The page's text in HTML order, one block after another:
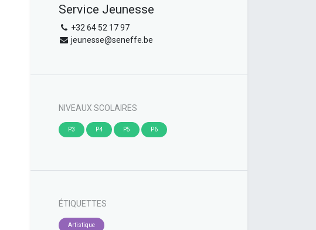
Service Jeunesse
+32 64 52 17 97
jeunesse@seneffe.be
NIVEAUX SCOLAIRES
P3 P4 P5 P6
ÉTIQUETTES
Artistique